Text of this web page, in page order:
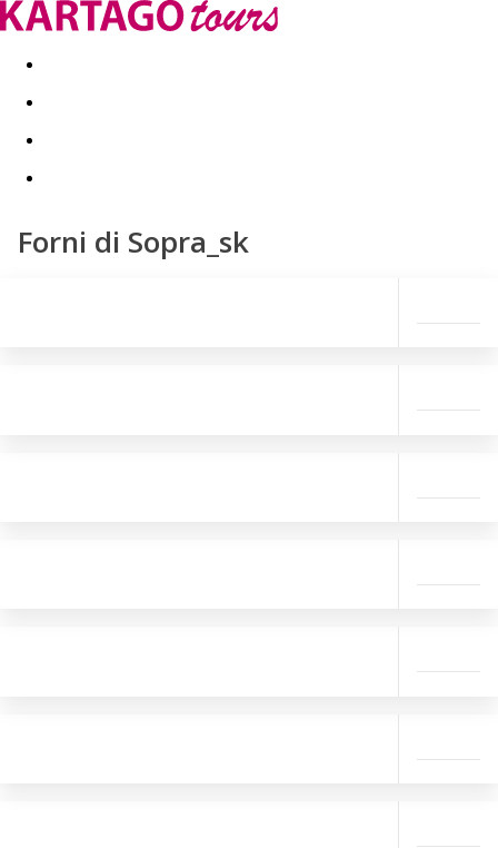
Last minute Dovolenkové kluby
Forni di Sopra_sk